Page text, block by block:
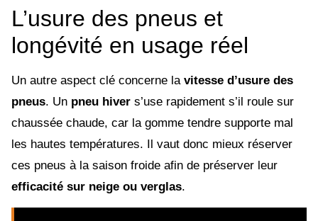
L’usure des pneus et
longévité en usage réel
Un autre aspect clé concerne la vitesse d’usure des
pneus. Un pneu hiver s’use rapidement s’il roule sur
chaussée chaude, car la gomme tendre supporte mal
les hautes températures. Il vaut donc mieux réserver
ces pneus à la saison froide afin de préserver leur
efficacité sur neige ou verglas.